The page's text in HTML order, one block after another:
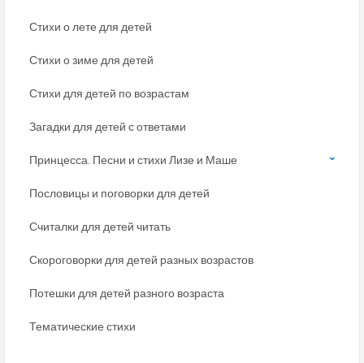
Стихи о лете для детей
Стихи о зиме для детей
Стихи для детей по возрастам
Загадки для детей с ответами
Принцесса. Песни и стихи Лизе и Маше
Пословицы и поговорки для детей
Считалки для детей читать
Скороговорки для детей разных возрастов
Потешки для детей разного возраста
Тематические стихи